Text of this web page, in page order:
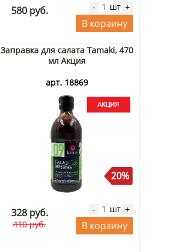
580 руб. - шт +
В корзину
Заправка для салата Tamaki, 470
мл Акция
арт. 18869
20%
328 руб.
410 руб.
- шт +
В корзину